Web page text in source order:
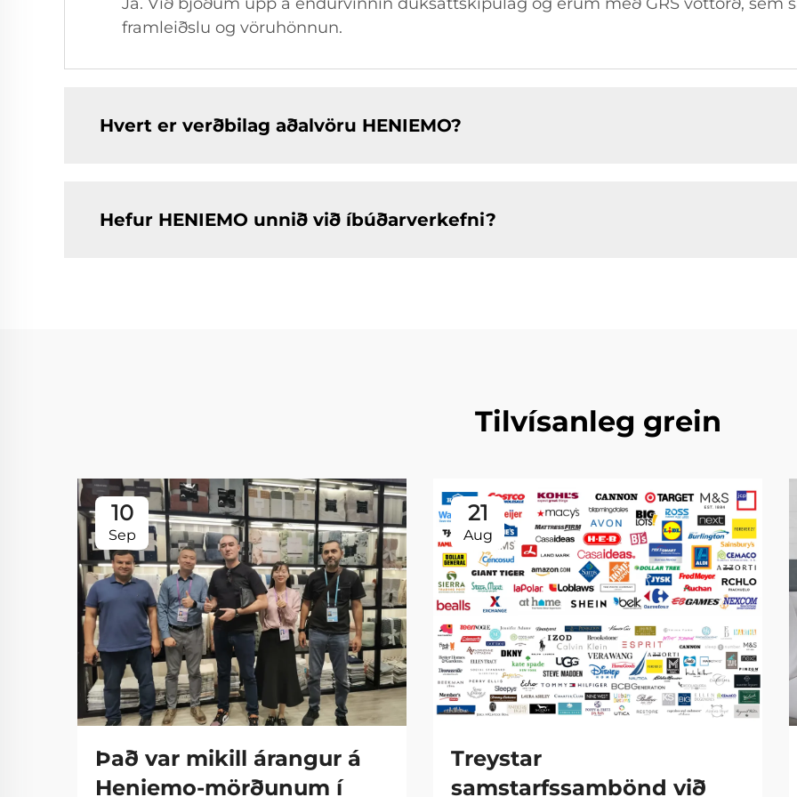
framleiðslu og vöruhönnun.
Hvert er verðbilag aðalvöru HENIEMO?
Hefur HENIEMO unnið við íbúðarverkefni?
Tilvísanleg grein
10
Sep
Það var mikill árangur á
Heniemo-mörðunum í
21
Aug
Treystar
samstarfssambönd við